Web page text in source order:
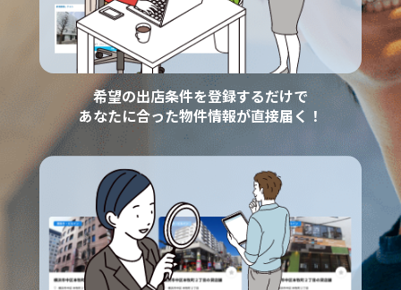
希望の出店条件を登録するだけで
あなたに合った物件情報が直接届く！